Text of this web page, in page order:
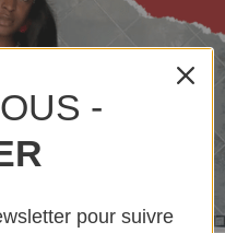
-
pour suivre